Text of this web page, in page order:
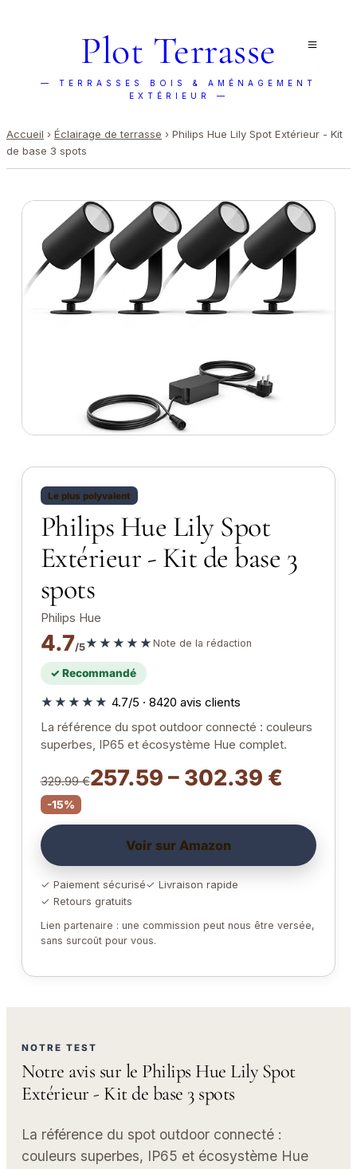
Plot Terrasse
— TERRASSES BOIS & AMÉNAGEMENT
EXTÉRIEUR —
Accueil › Éclairage de terrasse › Philips Hue Lily Spot Extérieur - Kit
de base 3 spots
Le plus polyvalent
Philips Hue Lily Spot
Extérieur - Kit de base 3
spots
Philips Hue
4.7/5★★★★★ Note de la rédaction
✓ Recommandé
★★★★★ 4.7/5 · 8420 avis clients
La référence du spot outdoor connecté : couleurs
superbes, IP65 et écosystème Hue complet.
329.99 €257.59 – 302.39 €
-15%
Voir sur Amazon
✓ Paiement sécurisé✓ Livraison rapide
✓ Retours gratuits
Lien partenaire : une commission peut nous être versée,
sans surcoût pour vous.
NOTRE TEST
Notre avis sur le Philips Hue Lily Spot
Extérieur - Kit de base 3 spots
La référence du spot outdoor connecté :
couleurs superbes, IP65 et écosystème Hue